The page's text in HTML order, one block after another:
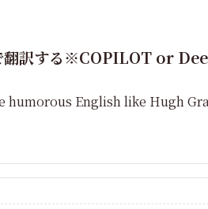
訳する※COPILOT or
humorous English like Hugh